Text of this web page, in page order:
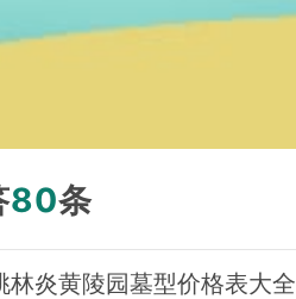
80条
林炎黄陵园墓型价格表大全